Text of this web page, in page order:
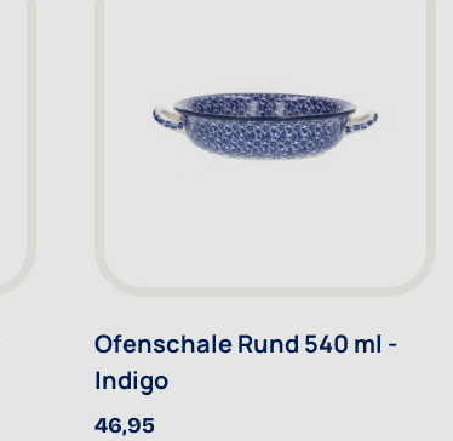
Ofenschale Rund 540 ml -
Indigo
46,95